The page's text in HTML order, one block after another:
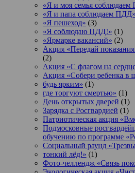
«Я и моя семья
«Я и папа соблюдаем ПДД»
«Я пешеход» (3)
«Я соблюдаю ПДД!» (1)
«Ярмарке вакансий» (2)
Акция «Передай
(2)
Акция «С флагом на
Акция «Собери ребенка в
будь ярким» (1)
где торгуют смертью» (1)
День открытых дверей (1)
Зарядка с Росгвардией (1)
Патриотическая акция
Подмосковные
обучению по программе
Социальный раунд
тонкий лёд!» (1)
Фото-челлендж «Связь